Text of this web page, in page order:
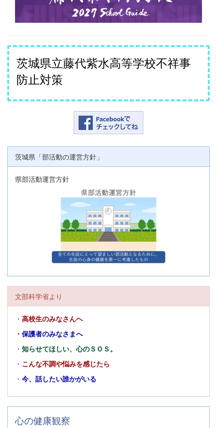
茨城県立藤代紫水高等学校不祥事
防止対策
茨城県「部活動の運営方針」
県部活動運営方針
文部科学省より
・ 高校生のみなさんへ
・ 保護者のみなさまへ
・ 知らせてほしい、心のＳＯＳ。
・ こんな不調や悩みを感じたら
・ 今、話したい誰かがいる
心の健康観察